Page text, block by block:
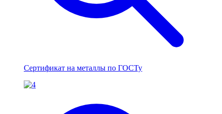
Сертификат на металлы по ГОСТу